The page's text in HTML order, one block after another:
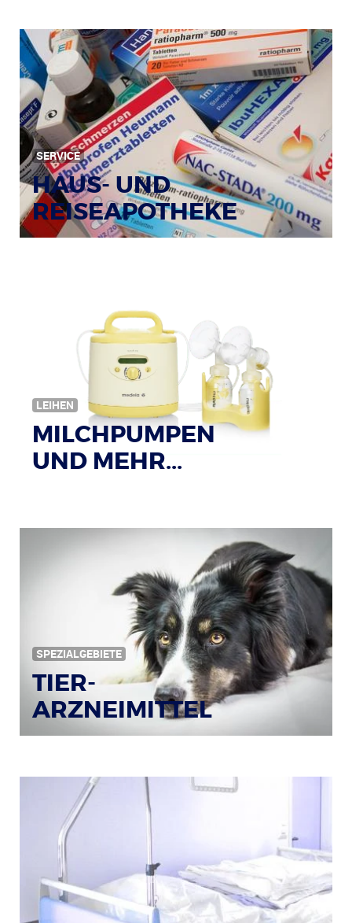
SERVICE
HAUS- UND
REISEAPOTHEKE
Bildquelle: © Tim Reckmann / pixelio.de
LEIHEN
MILCHPUMPEN
UND MEHR...
SPEZIALGEBIETE
TIER-
ARZNEIMITTEL